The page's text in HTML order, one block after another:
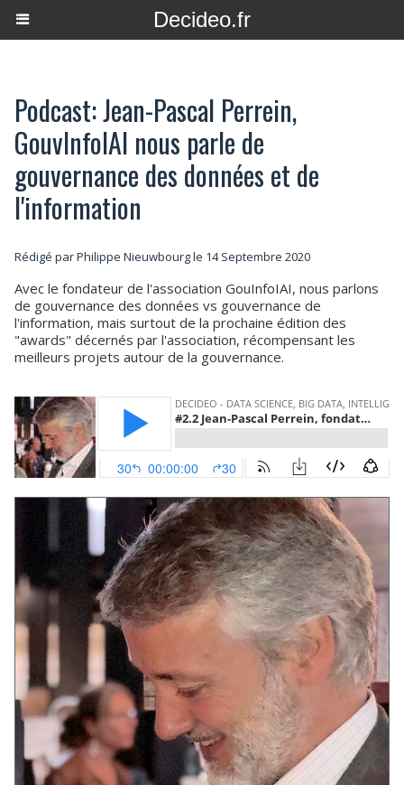
Decideo.fr
Podcast: Jean-Pascal Perrein,
GouvInfoIAI nous parle de
gouvernance des données et de
l'information
Rédigé parPhilippe Nieuwbourgle 14 Septembre 2020
Avec le fondateur de l'association GouInfoIAI, nous parlons
de gouvernance des données vs gouvernance de
l'information, mais surtout de la prochaine édition des
"awards" décernés par l'association, récompensant les
meilleurs projets autour de la gouvernance.